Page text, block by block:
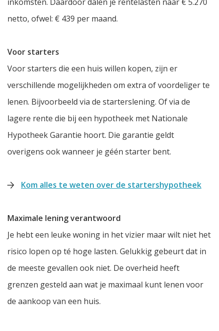
netto, ofwel: € 439 per maand.
Voor starters
Voor starters die een huis willen kopen, zijn er
verschillende mogelijkheden om extra of voordeliger te
lenen. Bijvoorbeeld via de starterslening. Of via de
lagere rente die bij een hypotheek met Nationale
Hypotheek Garantie hoort. Die garantie geldt
overigens ook wanneer je géén starter bent.
Kom alles te weten over de startershypotheek
Maximale lening verantwoord
Je hebt een leuke woning in het vizier maar wilt niet het
risico lopen op té hoge lasten. Gelukkig gebeurt dat in
de meeste gevallen ook niet. De overheid heeft
grenzen gesteld aan wat je maximaal kunt lenen voor
de aankoop van een huis.